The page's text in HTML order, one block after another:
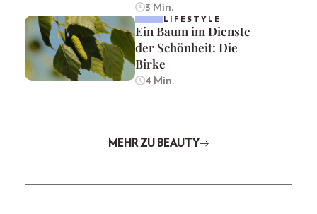
3 Min.
LIFESTYLE
Ein Baum im Dienste
der Schönheit: Die
Birke
4 Min.
MEHR ZU BEAUTY